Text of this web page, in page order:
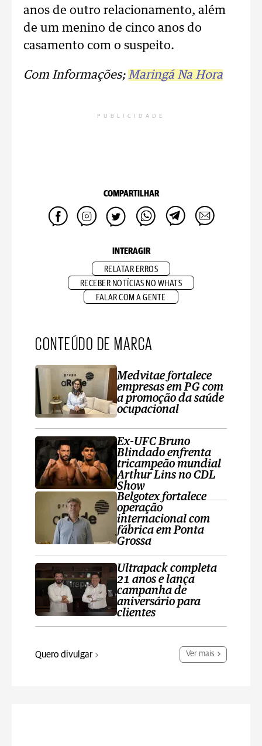
anos de outro relacionamento, além
de um menino de cinco anos do
casamento com o suspeito.
Com Informações; Maringá Na Hora
PUBLICIDADE
COMPARTILHAR
INTERAGIR
RELATAR ERROS
RECEBER NOTÍCIAS NO WHATS
FALAR COM A GENTE
CONTEÚDO DE MARCA
Medvitae fortalece
empresas em PG com
a promoção da saúde
ocupacional
Ex-UFC Bruno
Blindado enfrenta
tricampeão mundial
Arthur Lins no CDL
Show
Belgotex fortalece
operação
internacional com
fábrica em Ponta
Grossa
Ultrapack completa
21 anos e lança
campanha de
aniversário para
clientes
Quero divulgar Ver mais